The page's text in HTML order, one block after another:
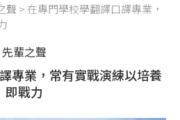
聲 > 在專門學校學翻譯口譯專業，
先輩之聲
專業，常有實戰演練以培養
即戰力